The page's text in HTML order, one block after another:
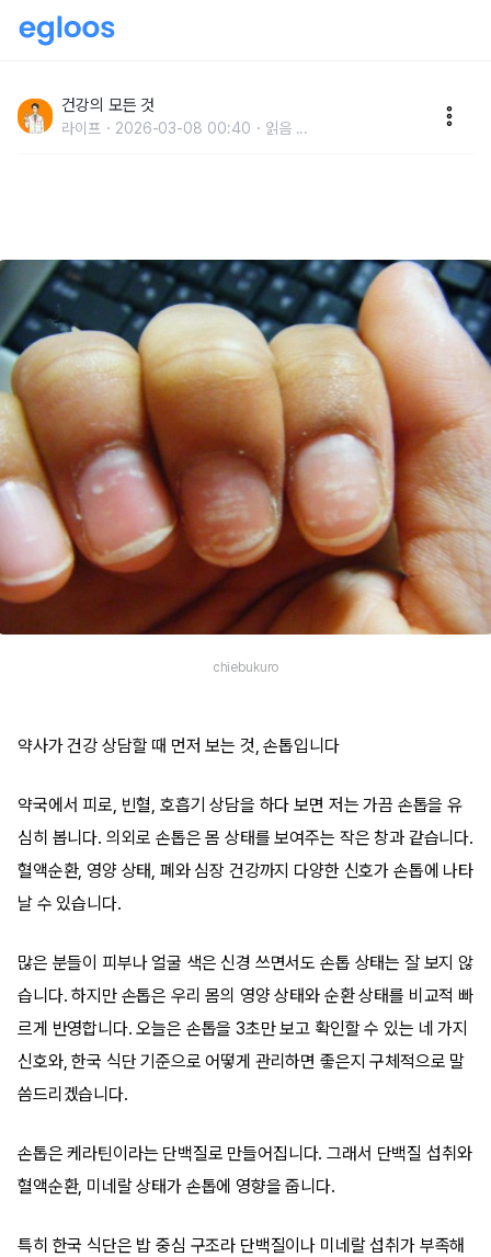
만성 피로, 이 모양이면 암입니다"
건강의 모든 것
라이프 2026-03-08 00:40 읽음 ...
chiebukuro
약사가 건강 상담할 때 먼저 보는 것, 손톱입니다
약국에서 피로, 빈혈, 호흡기 상담을 하다 보면 저는 가끔 손톱을 유
심히 봅니다. 의외로 손톱은 몸 상태를 보여주는 작은 창과 같습니다.
혈액순환, 영양 상태, 폐와 심장 건강까지 다양한 신호가 손톱에 나타
날 수 있습니다.
많은 분들이 피부나 얼굴 색은 신경 쓰면서도 손톱 상태는 잘 보지 않
습니다. 하지만 손톱은 우리 몸의 영양 상태와 순환 상태를 비교적 빠
르게 반영합니다. 오늘은 손톱을 3초만 보고 확인할 수 있는 네 가지
신호와, 한국 식단 기준으로 어떻게 관리하면 좋은지 구체적으로 말
씀드리겠습니다.
손톱은 케라틴이라는 단백질로 만들어집니다. 그래서 단백질 섭취와
혈액순환, 미네랄 상태가 손톱에 영향을 줍니다.
특히 한국 식단은 밥 중심 구조라 단백질이나 미네랄 섭취가 부족해